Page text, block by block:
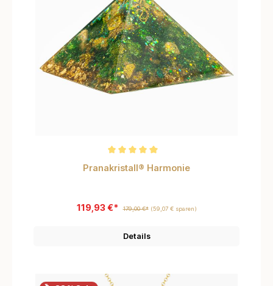
Durchschnittliche Bewertung von 5 von 5 Sternen
Pranakristall® Harmonie
119,93 €* 179,00 €* (59,07 € sparen)
Details